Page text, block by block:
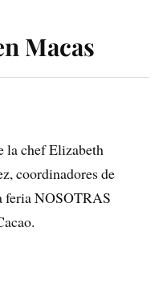
Macas
la chef Elizabeth
coordinadores de
feria NOSOTRAS